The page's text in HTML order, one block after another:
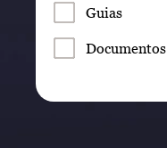
Guias
Documentos